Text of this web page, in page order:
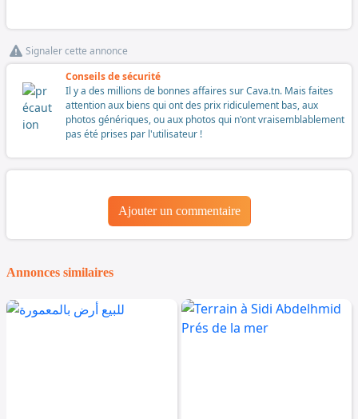
Signaler cette annonce
Conseils de sécurité
Il y a des millions de bonnes affaires sur Cava.tn. Mais faites
attention aux biens qui ont des prix ridiculement bas, aux
photos génériques, ou aux photos qui n'ont vraisemblablement
pas été prises par l'utilisateur !
Ajouter un commentaire
Annonces similaires